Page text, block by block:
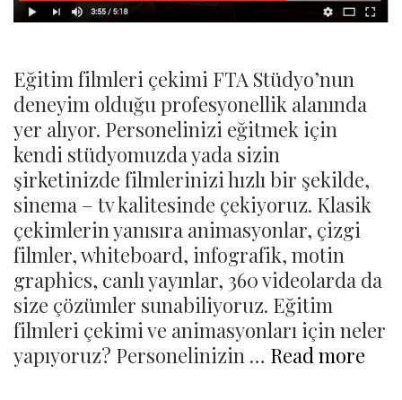
Eğitim filmleri çekimi FTA Stüdyo’nun
deneyim olduğu profesyonellik alanında
yer alıyor. Personelinizi eğitmek için
kendi stüdyomuzda yada sizin
şirketinizde filmlerinizi hızlı bir şekilde,
sinema – tv kalitesinde çekiyoruz. Klasik
çekimlerin yanısıra animasyonlar, çizgi
filmler, whiteboard, infografik, motin
graphics, canlı yayınlar, 360 videolarda da
size çözümler sunabiliyoruz. Eğitim
filmleri çekimi ve animasyonları için neler
yapıyoruz? Personelinizin … Read more